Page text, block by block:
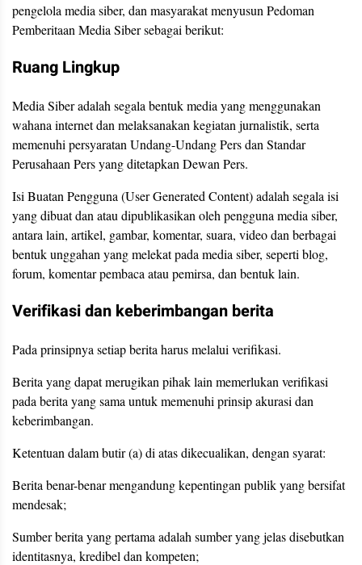
pengelola media siber, dan masyarakat menyusun Pedoman
Pemberitaan Media Siber sebagai berikut:
Ruang Lingkup
Media Siber adalah segala bentuk media yang menggunakan
wahana internet dan melaksanakan kegiatan jurnalistik, serta
memenuhi persyaratan Undang-Undang Pers dan Standar
Perusahaan Pers yang ditetapkan Dewan Pers.
Isi Buatan Pengguna (User Generated Content) adalah segala isi
yang dibuat dan atau dipublikasikan oleh pengguna media siber,
antara lain, artikel, gambar, komentar, suara, video dan berbagai
bentuk unggahan yang melekat pada media siber, seperti blog,
forum, komentar pembaca atau pemirsa, dan bentuk lain.
Verifikasi dan keberimbangan berita
Pada prinsipnya setiap berita harus melalui verifikasi.
Berita yang dapat merugikan pihak lain memerlukan verifikasi
pada berita yang sama untuk memenuhi prinsip akurasi dan
keberimbangan.
Ketentuan dalam butir (a) di atas dikecualikan, dengan syarat:
Berita benar-benar mengandung kepentingan publik yang bersifat
mendesak;
Sumber berita yang pertama adalah sumber yang jelas disebutkan
identitasnya, kredibel dan kompeten;